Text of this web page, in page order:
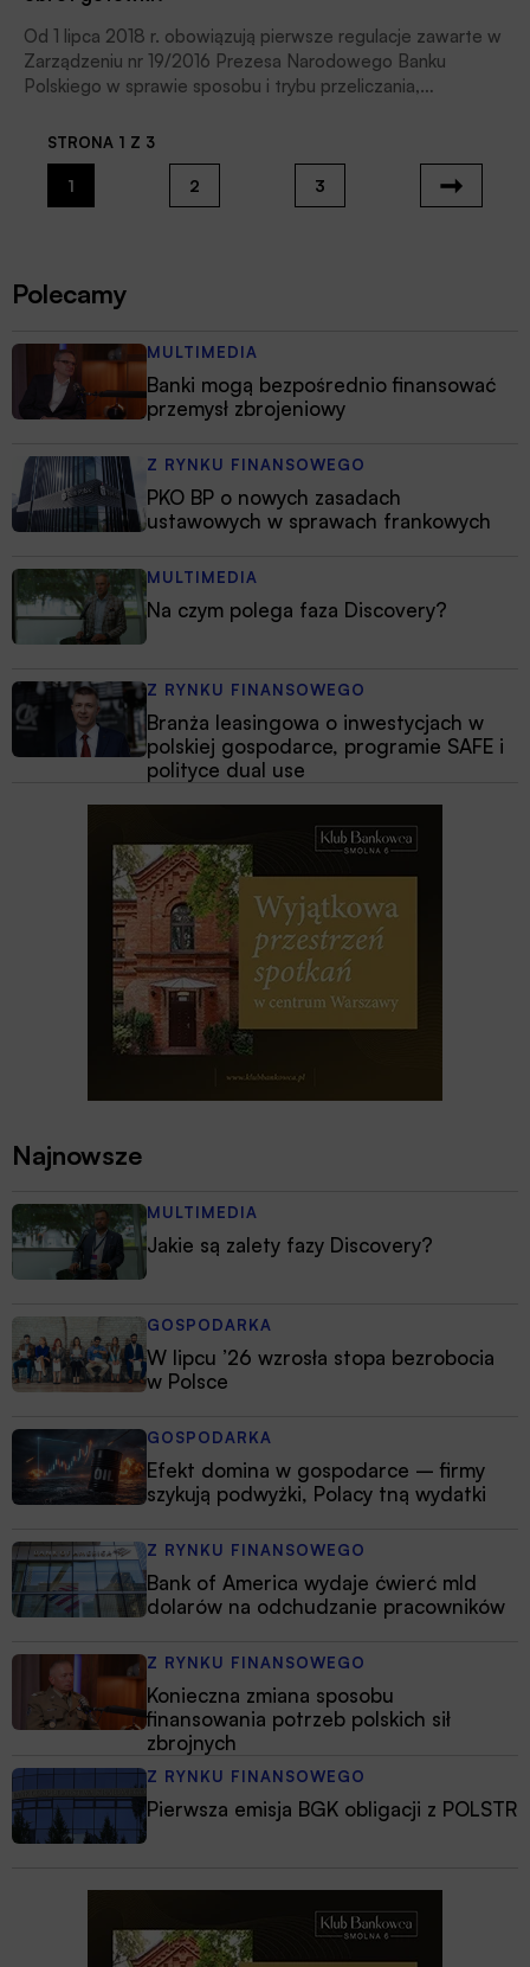
Od 1 lipca 2018 r. obowiązują pierwsze regulacje zawarte w
Zarządzeniu nr 19/2016 Prezesa Narodowego Banku
Polskiego w sprawie sposobu i trybu przeliczania,
monet oraz wykonywania czynności związanych z
zaopatrywaniem banków w te znaki. Jak dziś wygląda jego
wdrożenie?
STRONA 1 Z 3
1 2 3
Polecamy
MULTIMEDIA
Banki mogą bezpośrednio finansować
przemysł zbrojeniowy
Z RYNKU FINANSOWEGO
PKO BP o nowych zasadach
ustawowych w sprawach frankowych
MULTIMEDIA
Na czym polega faza Discovery?
Z RYNKU FINANSOWEGO
Branża leasingowa o inwestycjach w
polskiej gospodarce, programie SAFE i
polityce dual use
Najnowsze
MULTIMEDIA
Jakie są zalety fazy Discovery?
GOSPODARKA
W lipcu ’26 wzrosła stopa bezrobocia
w Polsce
GOSPODARKA
Efekt domina w gospodarce – firmy
szykują podwyżki, Polacy tną wydatki
Z RYNKU FINANSOWEGO
Bank of America wydaje ćwierć mld
dolarów na odchudzanie pracowników
Z RYNKU FINANSOWEGO
Konieczna zmiana sposobu
finansowania potrzeb polskich sił
zbrojnych
Z RYNKU FINANSOWEGO
Pierwsza emisja BGK obligacji z POLSTR